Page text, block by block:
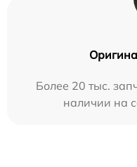
Более 20 тыс.
наличии на